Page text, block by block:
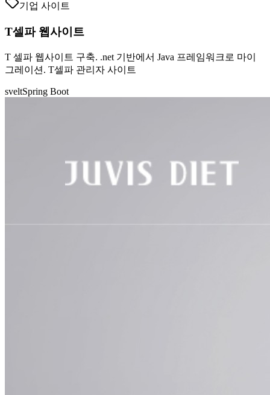
기업 사이트
T셀파 웹사이트
T 셀파 웹사이트 구축. .net 기반에서 Java 프레임워크로 마이
그레이션. T셀파 관리자 사이트
sveltSpring Boot